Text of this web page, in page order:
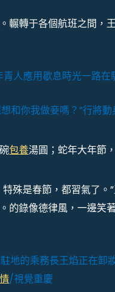
輾轉于各個航班之間，
人應用歇息時光一路
和你我做妾嗎？”行將
包養湯圓；蛇年大年節
殊是春節，都習氣了
的錄像德律風，一邊笑
地的乘務長王焰正在卸
/視覺重慶